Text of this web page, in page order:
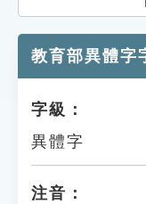
貓頭鷹博士
教育部異體字
字級：
異體字
注音：